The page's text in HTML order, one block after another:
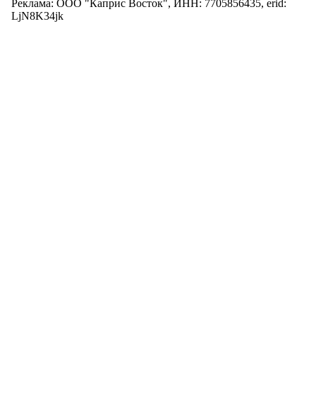
Реклама: ООО "Каприс Восток", ИНН: 7705856435, erid:
LjN8K34jk